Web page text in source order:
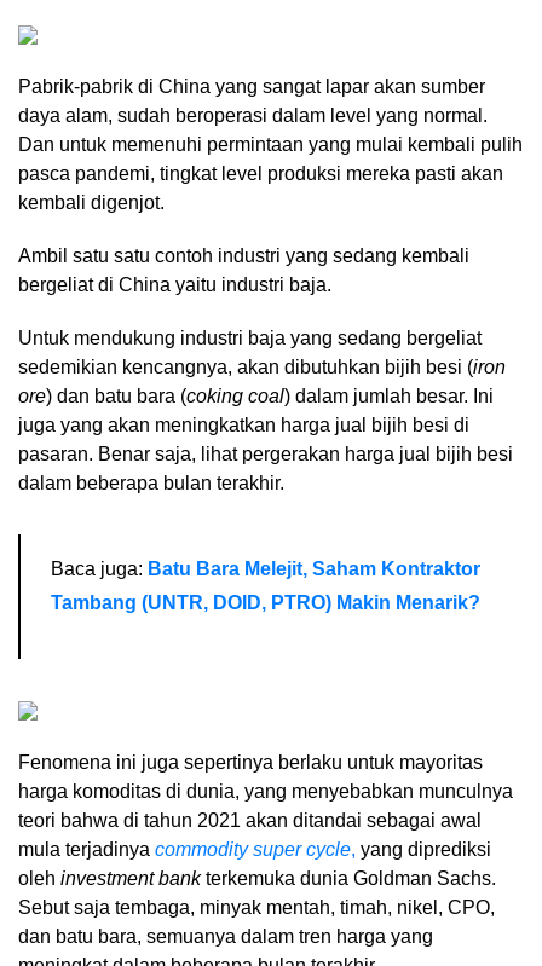
Pabrik-pabrik di China yang sangat lapar akan sumber
daya alam, sudah beroperasi dalam level yang normal.
Dan untuk memenuhi permintaan yang mulai kembali pulih
pasca pandemi, tingkat level produksi mereka pasti akan
kembali digenjot.
Ambil satu satu contoh industri yang sedang kembali
bergeliat di China yaitu industri baja.
Untuk mendukung industri baja yang sedang bergeliat
sedemikian kencangnya, akan dibutuhkan bijih besi (iron
ore) dan batu bara (coking coal) dalam jumlah besar. Ini
juga yang akan meningkatkan harga jual bijih besi di
pasaran. Benar saja, lihat pergerakan harga jual bijih besi
dalam beberapa bulan terakhir.
Baca juga: Batu Bara Melejit, Saham Kontraktor
Tambang (UNTR, DOID, PTRO) Makin Menarik?
Fenomena ini juga sepertinya berlaku untuk mayoritas
harga komoditas di dunia, yang menyebabkan munculnya
teori bahwa di tahun 2021 akan ditandai sebagai awal
mula terjadinya commodity super cycle, yang diprediksi
oleh investment bankterkemuka dunia Goldman Sachs.
Sebut saja tembaga, minyak mentah, timah, nikel, CPO,
dan batu bara, semuanya dalam tren harga yang